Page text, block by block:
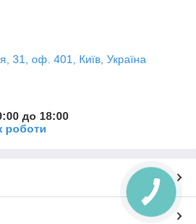
31, оф. 401, Київ, Україна
до 18:00
роботи